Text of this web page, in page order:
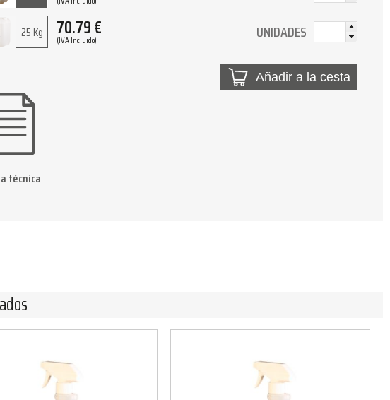
25 Kg 70.79€
(IVA Incluido) UNIDADES
Añadir a la cesta
técnica